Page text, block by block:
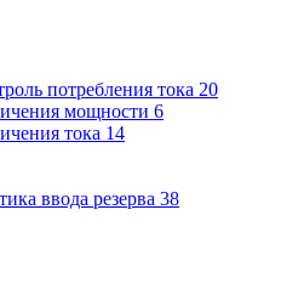
потребления тока 20
мощности 6
тока 14
ввода резерва 38